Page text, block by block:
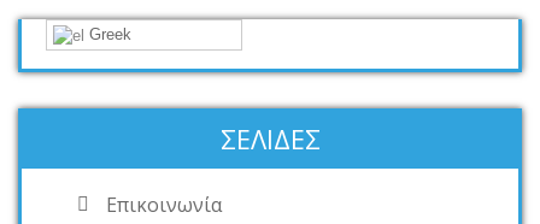
Greek
ΣΕΛΊΔΕΣ
Επικοινωνία